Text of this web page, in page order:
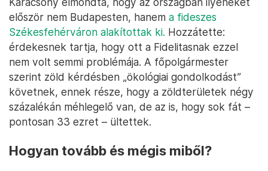
először nem Budapesten, hanem a fideszes
Székesfehérváron alakítottak ki. Hozzátette:
érdekesnek tartja, hogy ott a Fidelitasnak ezzel
nem volt semmi problémája. A főpolgármester
szerint zöld kérdésben „ökológiai gondolkodást”
követnek, ennek része, hogy a zöldterületek négy
százalékán méhlegelő van, de az is, hogy sok fát –
pontosan 33 ezret – ültettek.
Hogyan tovább és mégis miből?